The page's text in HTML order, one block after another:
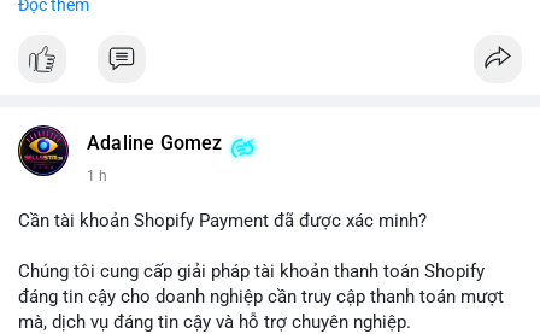
Coinbase, cân nhắc hạ tỷ trọng đòn bẩy và chốt lời một phần.
chờ xác nhận xu hướng từ khối lượng giao dịch trước khi vào
#1077btc #70trieuusd #vilanh
✔ Professional Customer Support
📱 WhatsApp: +1 (681) 549-2683
#telegram #telegramaccount
#sellssmm
Đọc thêm
Adaline Gomez
1 h
Cần tài khoản Shopify Payment đã được xác minh?
Chúng tôi cung cấp giải pháp tài khoản thanh toán Shopify
đáng tin cậy cho doanh nghiệp cần truy cập thanh toán mượt
mà, dịch vụ đáng tin cậy và hỗ trợ chuyên nghiệp.